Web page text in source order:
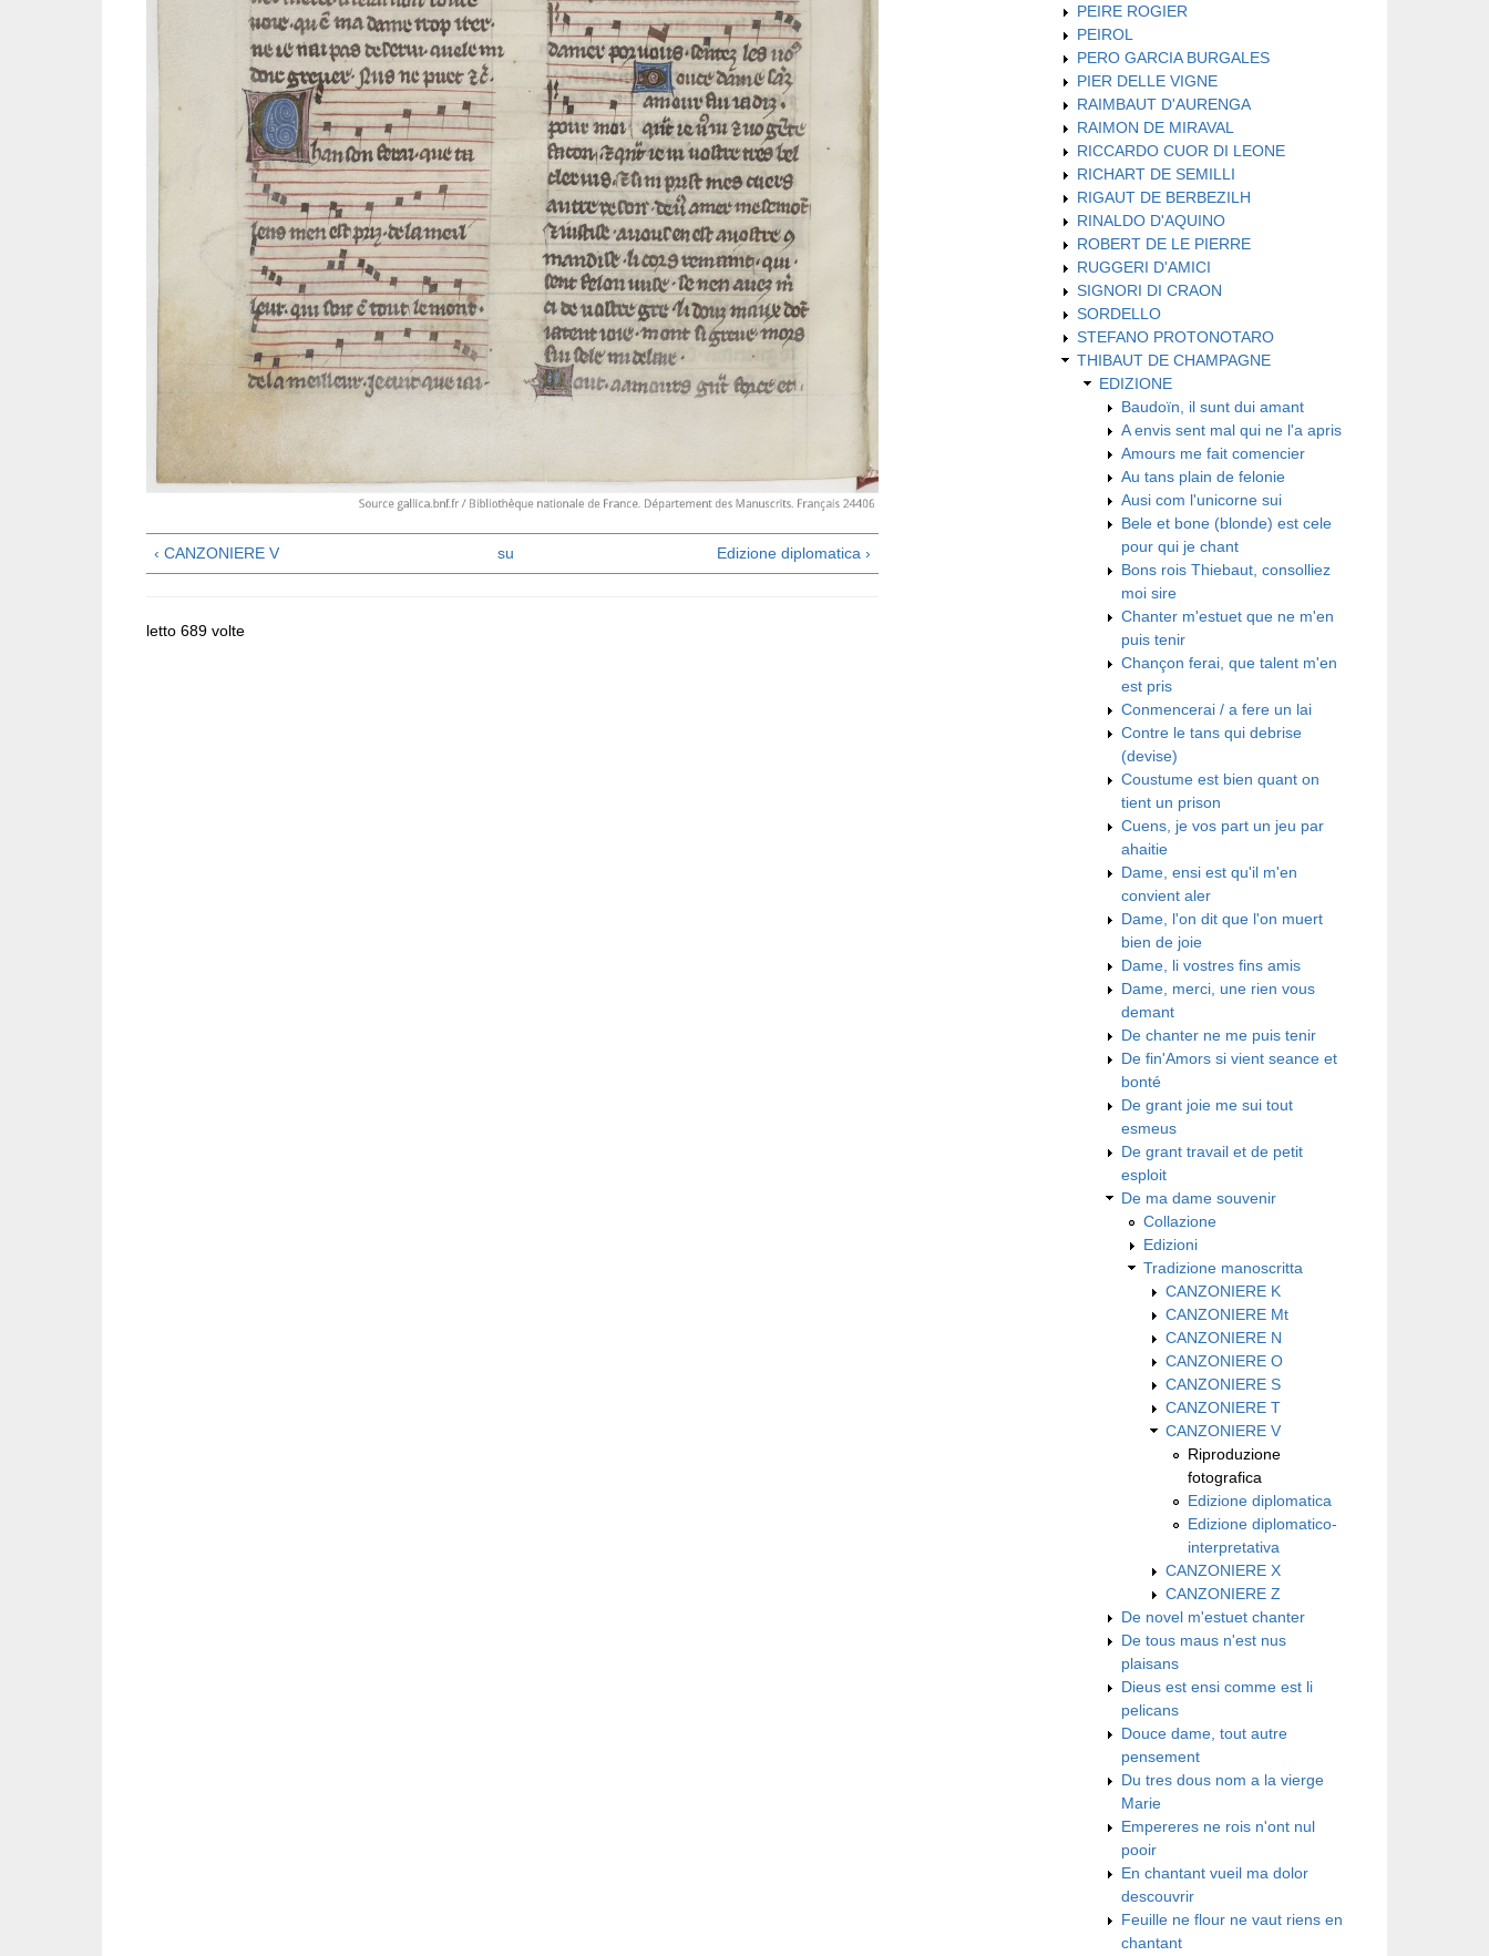
‹ CANZONIERE V su Edizione diplomatica ›
letto 689 volte
PEIRE ROGIER
PEIROL
PERO GARCIA BURGALES
PIER DELLE VIGNE
RAIMBAUT D'AURENGA
RAIMON DE MIRAVAL
RICCARDO CUOR DI LEONE
RICHART DE SEMILLI
RIGAUT DE BERBEZILH
RINALDO D'AQUINO
ROBERT DE LE PIERRE
RUGGERI D'AMICI
SIGNORI DI CRAON
SORDELLO
STEFANO PROTONOTARO
THIBAUT DE CHAMPAGNE
EDIZIONE
Baudoïn, il sunt dui amant
A envis sent mal qui ne l'a apris
Amours me fait comencier
Au tans plain de felonie
Ausi com l'unicorne sui
Bele et bone (blonde) est cele
pour qui je chant
Bons rois Thiebaut, consolliez
moi sire
Chanter m'estuet que ne m'en
puis tenir
Chançon ferai, que talent m'en
est pris
Conmencerai / a fere un lai
Contre le tans qui debrise
(devise)
Coustume est bien quant on
tient un prison
Cuens, je vos part un jeu par
ahaitie
Dame, ensi est qu'il m'en
convient aler
Dame, l'on dit que l'on muert
bien de joie
Dame, li vostres fins amis
Dame, merci, une rien vous
demant
De chanter ne me puis tenir
De fin'Amors si vient seance et
bonté
De grant joie me sui tout
esmeus
De grant travail et de petit
esploit
De ma dame souvenir
Collazione
Edizioni
Tradizione manoscritta
CANZONIERE K
CANZONIERE Mt
CANZONIERE N
CANZONIERE O
CANZONIERE S
CANZONIERE T
CANZONIERE V
Riproduzione
fotografica
Edizione diplomatica
Edizione diplomatico-
interpretativa
CANZONIERE X
CANZONIERE Z
De novel m'estuet chanter
De tous maus n'est nus
plaisans
Dieus est ensi comme est li
pelicans
Douce dame, tout autre
pensement
Du tres dous nom a la vierge
Marie
Empereres ne rois n'ont nul
pooir
En chantant vueil ma dolor
descouvrir
Feuille ne flour ne vaut riens en
chantant